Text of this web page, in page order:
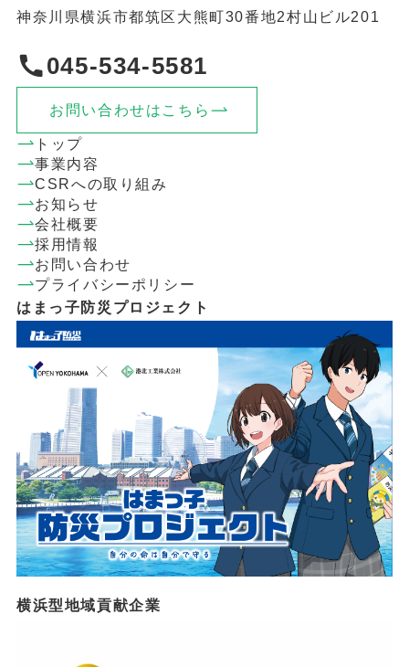
神奈川県横浜市都筑区大熊町30番地2村山ビル201
045-534-5581
お問い合わせはこちら
トップ
事業内容
CSRへの取り組み
お知らせ
会社概要
採用情報
お問い合わせ
プライバシーポリシー
はまっ子防災プロジェクト
横浜型地域貢献企業